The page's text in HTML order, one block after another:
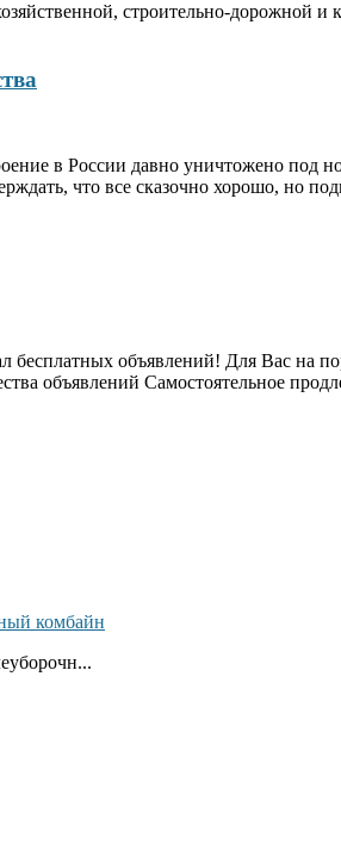
строительно-дорожной
в России давно уничтожено под
что все сказочно хорошо, но
бесплатных объявлений! Для Вас на
объявлений Самостоятельное
комбайн